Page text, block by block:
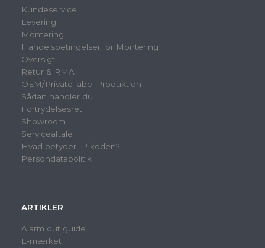
Kundeservice
Levering
Montering
Handelsbetingelser for Montering
Oversigt
Retur & RMA
OEM/Private label Produktion
Sådan handler du
Fortrydelsesret
Showroom
Serviceaftale
Hvad betyder IP koden?
Persondatapolitik
ARTIKLER
Alarm out guide
E-mærket